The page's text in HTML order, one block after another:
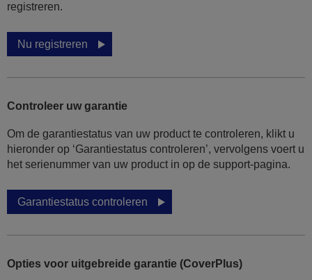
registreren.
Nu registreren
Controleer uw garantie
Om de garantiestatus van uw product te controleren, klikt u
hieronder op ‘Garantiestatus controleren’, vervolgens voert u
het serienummer van uw product in op de support-pagina.
Garantiestatus controleren
Opties voor uitgebreide garantie (CoverPlus)